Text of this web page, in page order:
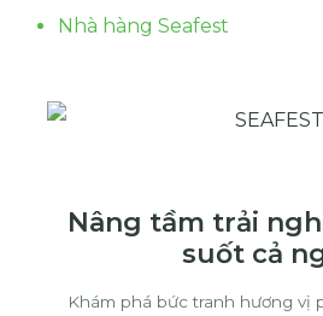
Nhà hàng Seafest
Nâng tầm trải
suốt cả
Khám phá bức tranh hương vị